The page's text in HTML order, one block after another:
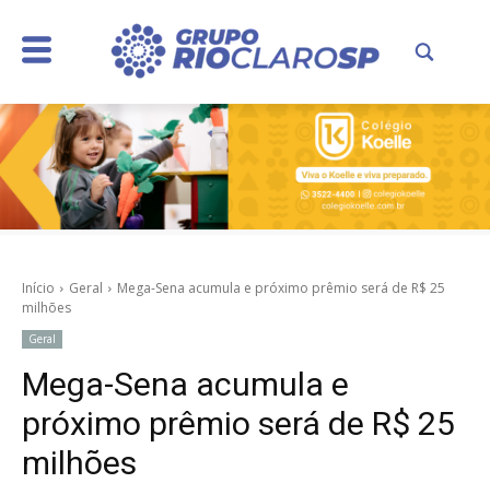
Início Geral
Mega-Sena acumula e próximo prêmio será de R$ 25
milhões
Geral
Mega-Sena acumula e
próximo prêmio será de R$ 25
milhões